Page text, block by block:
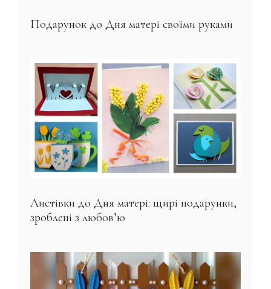
Подарунок до Дня матері своїми руками
Листівки до Дня матері: щирі подарунки,
зроблені з любов’ю